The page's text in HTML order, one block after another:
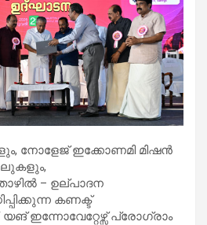
നോളേജ് ഇക്കോണമി മിഷൻ
– ഉല്പാദന
കണക്ട്
ഇന്നോവേറ്റേഴ്സ് പ്രോഗ്രാം